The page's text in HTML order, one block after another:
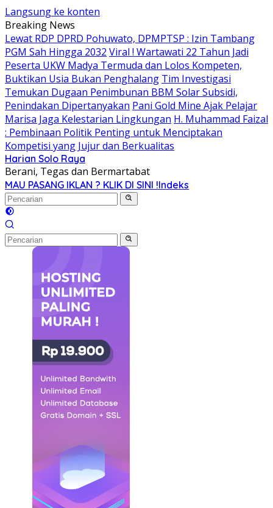
Langsung ke konten
Breaking News
Lewat RDP DPRD Pohuwato, DPMPTSP : Izin Tambang
PGM Sah Hingga 2032 Viral ! Wartawati 22 Tahun Jadi
Peserta UKW Madya Termuda dan Lolos Kompeten,
Buktikan Usia Bukan Penghalang Tim Investigasi
Temukan Dugaan Penimbunan BBM Solar Subsidi,
Penindakan Dipertanyakan Pani Gold Mine Ajak Pelajar
Marisa Jaga Kelestarian Lingkungan H. Muhammad Faizal
: Pembinaan Politik Penting untuk Menciptakan
Kompetisi yang Jujur dan Berkualitas
Harian Solo Raya
Berani, Tegas dan Bermartabat
MAU PASANG IKLAN ? KLIK DI SINI !Indeks